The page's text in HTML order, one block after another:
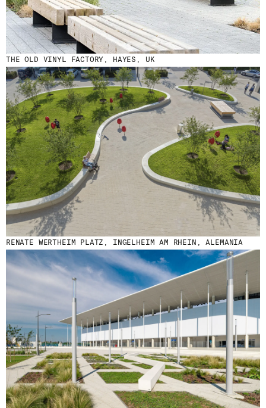
THE OLD VINYL FACTORY, HAYES, UK
RENATE WERTHEIM PLATZ, INGELHEIM AM RHEIN, ALEMANIA